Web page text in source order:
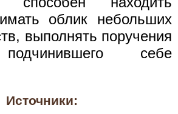
облик небольших
выполнять поручения
себе
Источники: